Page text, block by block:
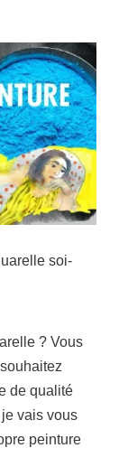
soi-
? Vous
de qualité
vais vous
peinture